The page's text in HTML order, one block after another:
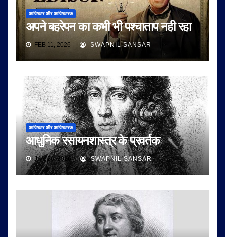
आविष्कार और आविष्कारक
अपने बहरेपन का कभी भी पश्चाताप नही रहा
FEB 11, 2026 SWAPNIL SANSAR
आविष्कार और आविष्कारक
आधुनिक रसायनशास्त्र के प्रवर्तक
JAN 26, 2026 SWAPNIL SANSAR